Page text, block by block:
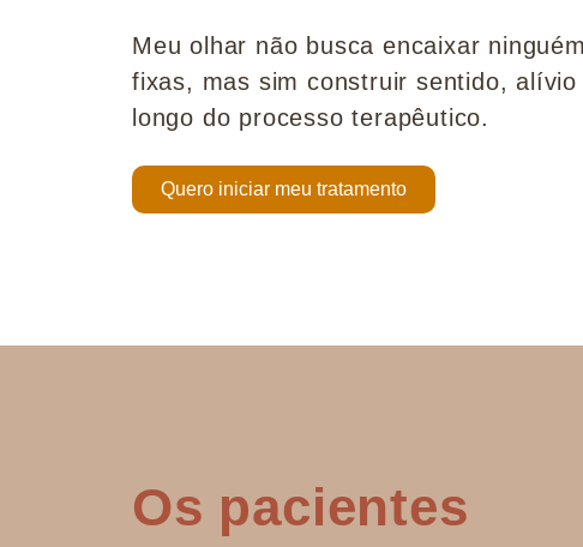
Meu olhar não busca encaixar
fixas, mas sim construir sentido, alívio
longo do processo terapêutico.
Quero iniciar meu tratamento
Os pacientes